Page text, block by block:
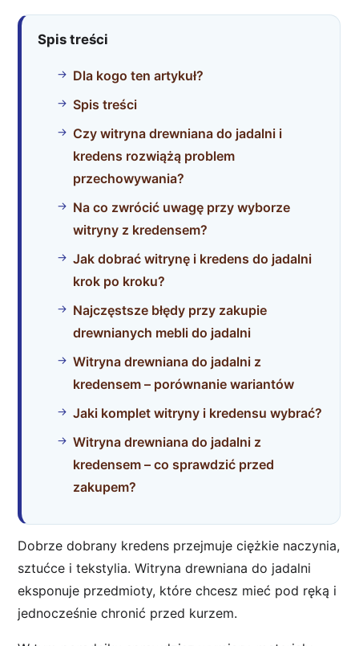
Spis treści
Dla kogo ten artykuł?
Spis treści
Czy witryna drewniana do jadalni i
kredens rozwiążą problem
przechowywania?
Na co zwrócić uwagę przy wyborze
witryny z kredensem?
Jak dobrać witrynę i kredens do jadalni
krok po kroku?
Najczęstsze błędy przy zakupie
drewnianych mebli do jadalni
Witryna drewniana do jadalni z
kredensem – porównanie wariantów
Jaki komplet witryny i kredensu wybrać?
Witryna drewniana do jadalni z
kredensem – co sprawdzić przed
zakupem?
Dobrze dobrany kredens przejmuje ciężkie naczynia,
sztućce i tekstylia. Witryna drewniana do jadalni
eksponuje przedmioty, które chcesz mieć pod ręką i
jednocześnie chronić przed kurzem.